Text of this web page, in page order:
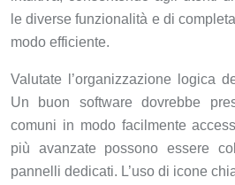
le diverse funzionalità e di
modo efficiente.
Valutate l’organizzazione logica
Un buon software dovrebbe
comuni in modo facilmente
più avanzate possono essere
pannelli dedicati. L’uso di icone